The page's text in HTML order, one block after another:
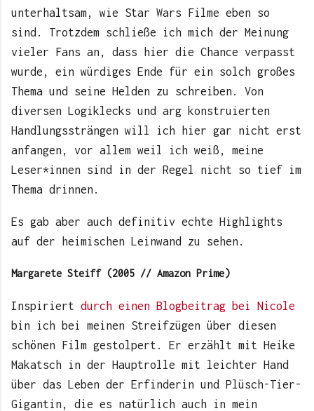
unterhaltsam, wie Star Wars Filme eben so
sind. Trotzdem schließe ich mich der Meinung
vieler Fans an, dass hier die Chance verpasst
wurde, ein würdiges Ende für ein solch großes
Thema und seine Helden zu schreiben. Von
diversen Logiklecks und arg konstruierten
Handlungssträngen will ich hier gar nicht erst
anfangen, vor allem weil ich weiß, meine
Leser*innen sind in der Regel nicht so tief im
Thema drinnen.
Es gab aber auch definitiv echte Highlights
auf der heimischen Leinwand zu sehen.
Margarete Steiff (2005 // Amazon Prime)
Inspiriert durch einen Blogbeitrag bei Nicole
bin ich bei meinen Streifzügen über diesen
schönen Film gestolpert. Er erzählt mit Heike
Makatsch in der Hauptrolle mit leichter Hand
über das Leben der Erfinderin und Plüsch-Tier-
Gigantin, die es natürlich auch in mein